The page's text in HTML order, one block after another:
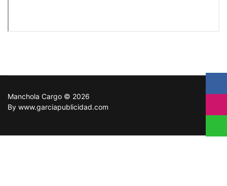
Manchola Cargo © 2026
By www.garciapublicidad.com